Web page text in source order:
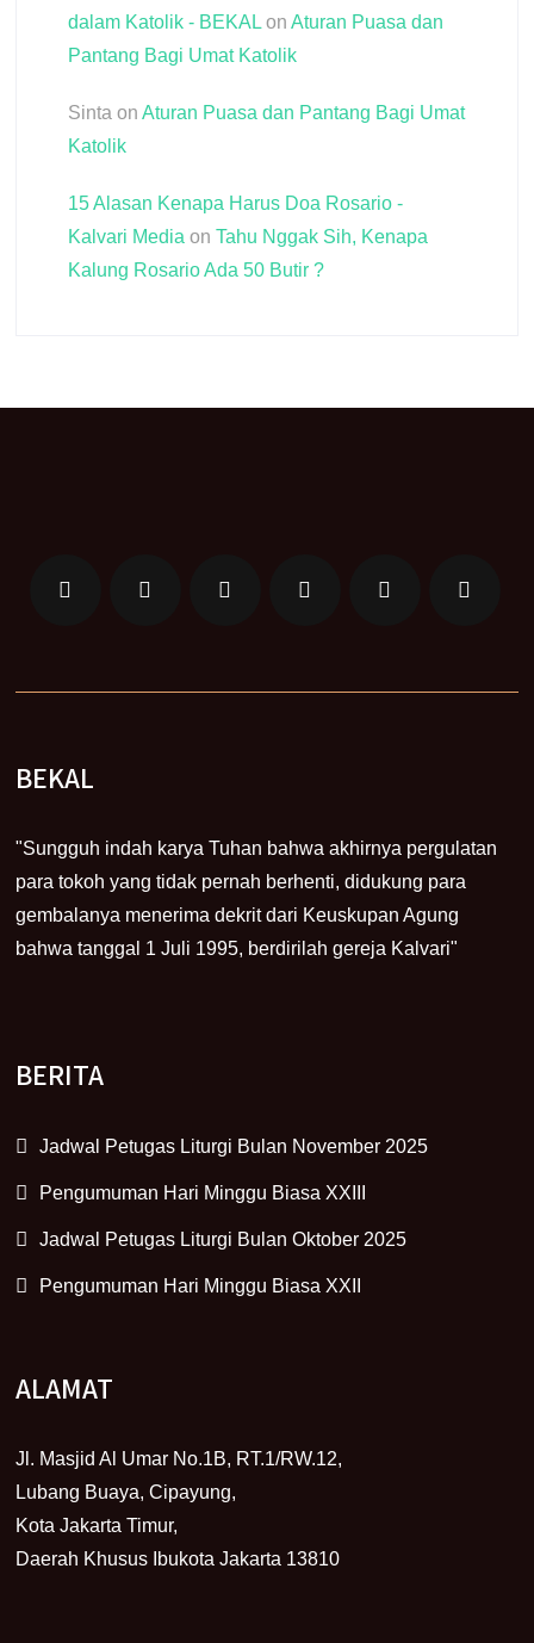
dalam Katolik - BEKALon Aturan Puasa dan
Pantang Bagi Umat Katolik
Sinta on Aturan Puasa dan Pantang Bagi Umat
Katolik
15 Alasan Kenapa Harus Doa Rosario -
Kalvari Media on Tahu Nggak Sih, Kenapa
Kalung Rosario Ada 50 Butir ?
BEKAL
"Sungguh indah karya Tuhan bahwa akhirnya pergulatan
para tokoh yang tidak pernah berhenti, didukung para
gembalanya menerima dekrit dari Keuskupan Agung
bahwa tanggal 1 Juli 1995, berdirilah gereja Kalvari"
BERITA
Jadwal Petugas Liturgi Bulan November 2025
Pengumuman Hari Minggu Biasa XXIII
Jadwal Petugas Liturgi Bulan Oktober 2025
Pengumuman Hari Minggu Biasa XXII
ALAMAT
Jl. Masjid Al Umar No.1B, RT.1/RW.12,
Lubang Buaya, Cipayung,
Kota Jakarta Timur,
Daerah Khusus Ibukota Jakarta 13810